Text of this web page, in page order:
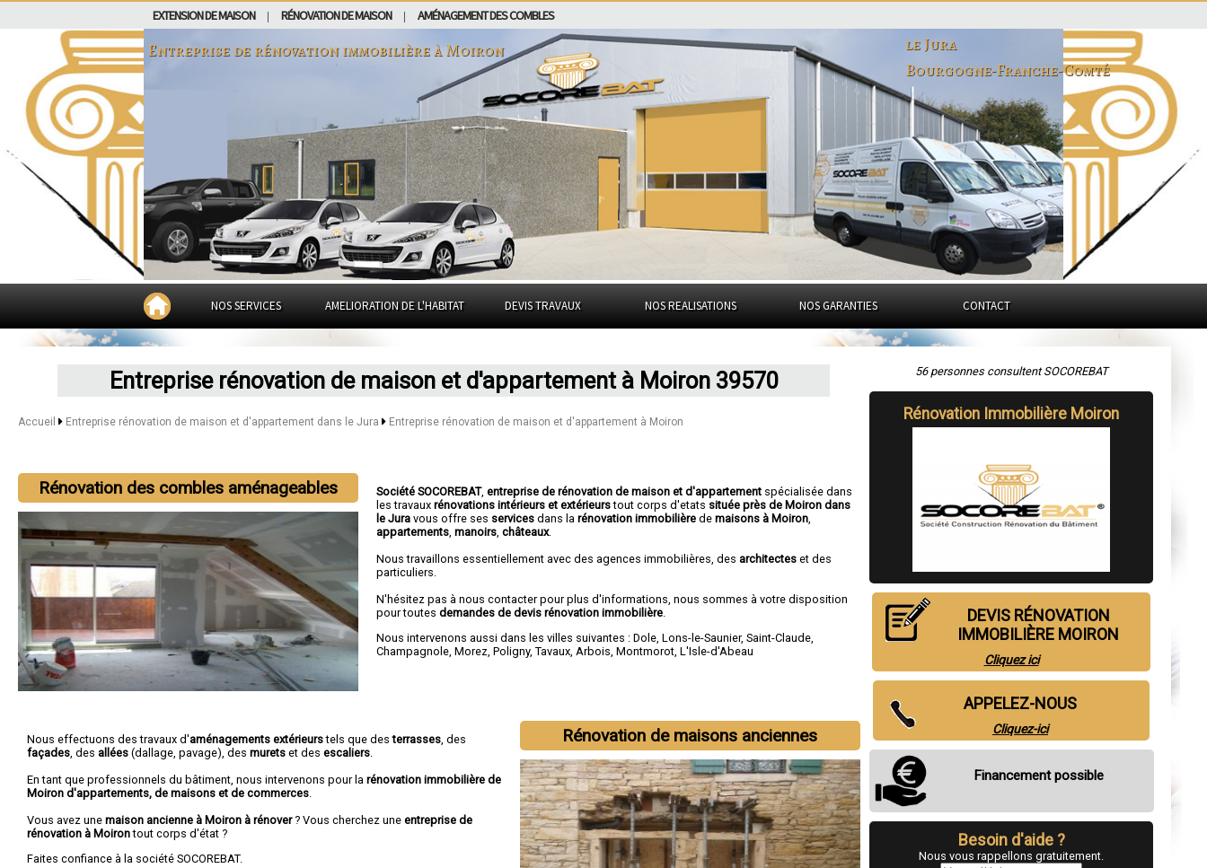
EXTENSION DE MAISON RÉNOVATION DE MAISON AMÉNAGEMENT DES COMBLES
Entreprise de rénovation immobilière àMoiron
le Jura
Bourgogne-Franche-Comté
NOS SERVICES AMELIORATION DE L'HABITAT DEVIS TRAVAUX NOS REALISATIONS NOS GARANTIES CONTACT
Entreprise rénovation de maison et d'appartement à Moiron 39570
Accueil Entreprise rénovation de maison et d'appartement dans le Jura Entreprise rénovation de maison et d'appartement à Moiron
Rénovation des combles aménageables Société SOCOREBAT,entreprise de rénovation de maison et d'appartement spécialisée dans
les travauxrénovations intérieurs et extérieurstout corps d'etats située près de Moiron dans
le Juravous offre ses services dans larénovation immobilière demaisons à Moiron
appartements ,manoirs ,châteaux.
Nous travaillons essentiellement avec des agences immobilières, des architectes et des
particuliers.
N'hésitez pas à nous contacter pour plus d'informations, nous sommes à votre disposition
pour toutesdemandes de devis rénovation immobilière
Nous intervenons aussi dans les villes suivantes :Dole ,Lons-le-Saunier,Saint-Claude
Champagnole ,Morez ,Poligny,Tavaux Arbois ,Montmorot ,L'Isle-d'Abeau
Rénovation de maisons anciennes
Nous effectuons des travaux d'aménagements extérieurstels que desterrasses , des
façades , des allées (dallage, pavage), des murets et des escaliers
En tant que professionnels du bâtiment, nous intervenons pour la rénovation immobilière de
Moiron d'appartements, de maisons et de commerces
Vous avez une maison ancienne à Moiron à rénover? Vous cherchez une entreprise de
rénovation à Moirontout corps d'état ?
Faites confiance à la société SOCOREBAT.
56 personnes consultent SOCOREBAT
Rénovation Immobilière Moiron
DEVIS RÉNOVATION
IMMOBILIÈRE MOIRON
Cliquez ici
APPELEZ-NOUS
Cliquez-ici
Financement possible
Besoin d'aide ?
Nous vous rappellons gratuitement.